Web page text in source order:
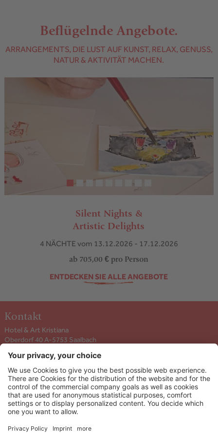
Beflügelnde Angebote.
ARRANGEMENTS, DIE LUST AUF KUNST, RELAX, GENUSS,
NATUR & AKTIVITÄT MACHEN.
Silent Nights &
Artistic Delights
4 NÄCHTE vom 13.12.2026 - 17.12.2026
ab 705,00 € pro Person
ENTDECKEN SIE ALLE ANGEBOTE
Kontakt
Hotel & Art Kristiana
Oberdorf 40 A-5753 Saalbach
info@kristiana.at
ANREISE ANZEIGEN
Info & Service
Newsletter